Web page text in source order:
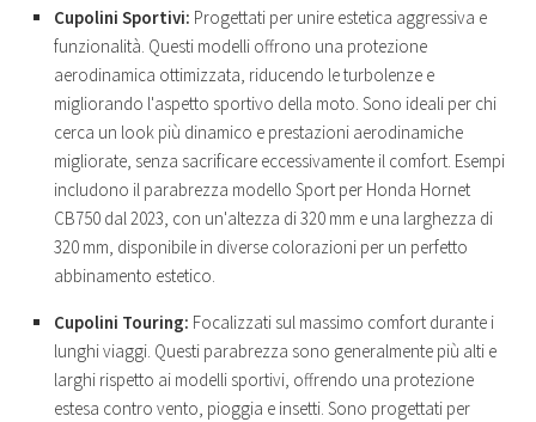
Cupolini Sportivi: Progettati per unire estetica aggressiva e
funzionalità. Questi modelli offrono una protezione
aerodinamica ottimizzata, riducendo le turbolenze e
migliorando l'aspetto sportivo della moto. Sono ideali per chi
cerca un look più dinamico e prestazioni aerodinamiche
migliorate, senza sacrificare eccessivamente il comfort. Esempi
includono il parabrezza modello Sport per Honda Hornet
CB750 dal 2023, con un'altezza di 320 mm e una larghezza di
320 mm, disponibile in diverse colorazioni per un perfetto
abbinamento estetico.
Cupolini Touring: Focalizzati sul massimo comfort durante i
lunghi viaggi. Questi parabrezza sono generalmente più alti e
larghi rispetto ai modelli sportivi, offrendo una protezione
estesa contro vento, pioggia e insetti. Sono progettati per